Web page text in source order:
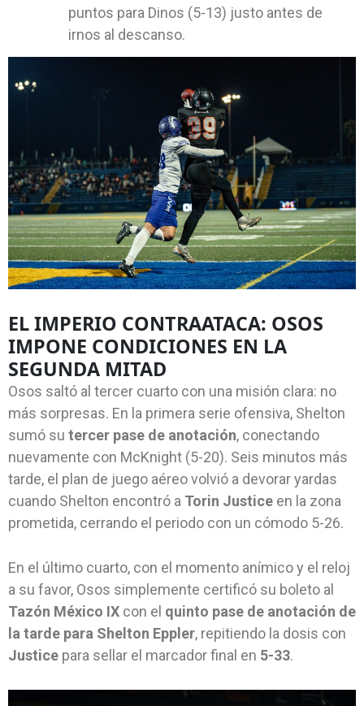
puntos para Dinos (5-13) justo antes de
irnos al descanso.
EL IMPERIO CONTRAATACA: OSOS
IMPONE CONDICIONES EN LA
SEGUNDA MITAD
Osos saltó al tercer cuarto con una misión clara: no
más sorpresas. En la primera serie ofensiva, Shelton
sumó su tercer pase de anotación, conectando
nuevamente con McKnight (5-20). Seis minutos más
tarde, el plan de juego aéreo volvió a devorar yardas
cuando Shelton encontró a Torin Justice en la zona
prometida, cerrando el periodo con un cómodo 5-26.
En el último cuarto, con el momento anímico y el reloj
a su favor, Osos simplemente certificó su boleto al
Tazón México IX con el quinto pase de anotación de
la tarde para Shelton Eppler, repitiendo la dosis con
Justice para sellar el marcador final en 5-33.